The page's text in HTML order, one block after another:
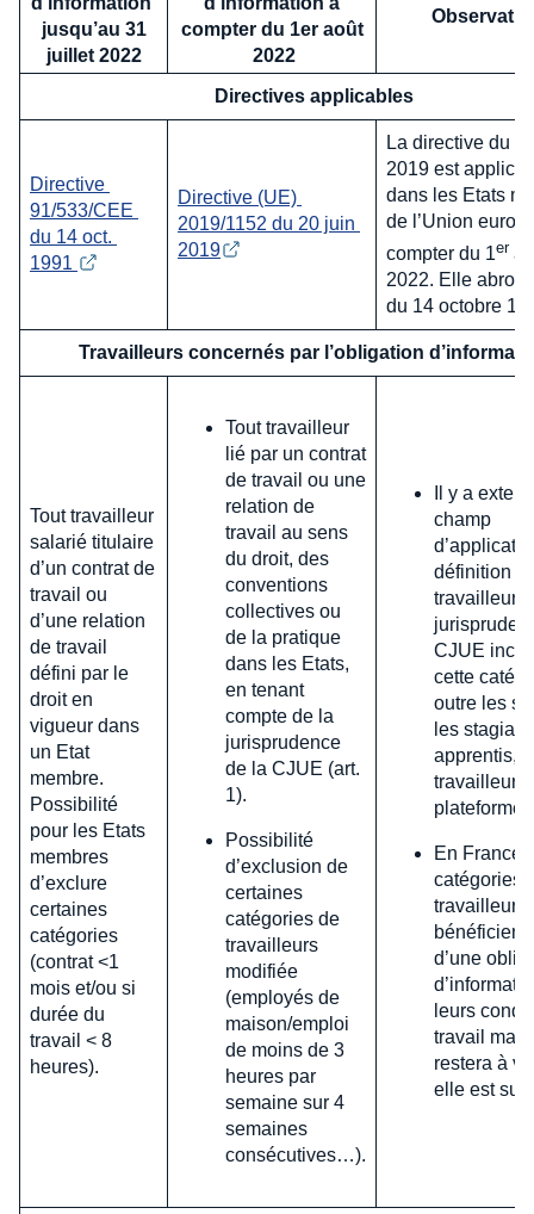
jusqu’au 31
juillet 2022
compter du 1er août
2022
Directives applicables
Directive
91/533/CEE
du 14 oct.
1991
Directive (UE)
2019/1152 du 20 juin
2019
La directive du
2019 est
dans les Etats
de l’Union
compter du 1er
2022. Elle
du 14 octobre
Travailleurs concernés par l’obligation
Tout travailleur
salarié titulaire
d’un contrat de
travail ou
d’une relation
de travail
défini par le
droit en
vigueur dans
un Etat
membre.
Possibilité
pour les Etats
membres
d’exclure
certaines
catégories
(contrat <1
mois et/ou si
durée du
travail < 8
heures).
Tout travailleur
lié par un contrat
de travail ou une
relation de
travail au sens
du droit, des
conventions
collectives ou
de la pratique
dans les Etats,
en tenant
compte de la
jurisprudence
de la CJUE (art.
1).
Possibilité
d’exclusion de
certaines
catégories de
travailleurs
modifiée
(employés de
maison/emploi
de moins de 3
heures par
semaine sur 4
semaines
consécutives…).
Il y a
champ
définition
travailleur
CJUE
cette
outre les
les
apprentis,
travailleurs
En France,
catégories
travailleurs
bénéficient
d’une
leurs
travail
restera à
elle est